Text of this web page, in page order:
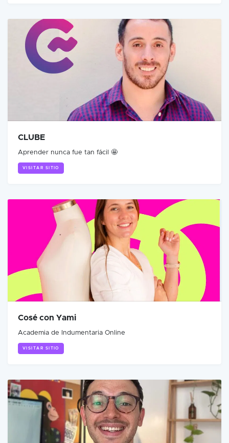
CLUBE
Aprender nunca fue tan fácil 🤩
VISITAR SITIO
Cosé con Yami
Academia de Indumentaria Online
VISITAR SITIO